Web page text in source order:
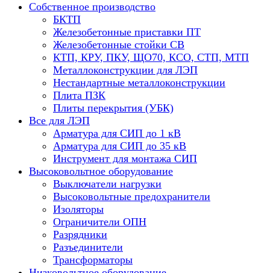
Собственное производство
БКТП
Железобетонные приставки ПТ
Железобетонные стойки СВ
КТП, КРУ, ПКУ, ЩО70, КСО, СТП, МТП
Металлоконструкции для ЛЭП
Нестандартные металлоконструкции
Плита ПЗК
Плиты перекрытия (УБК)
Все для ЛЭП
Арматура для СИП до 1 кВ
Арматура для СИП до 35 кВ
Инструмент для монтажа СИП
Высоковольтное оборудование
Выключатели нагрузки
Высоковольтные предохранители
Изоляторы
Ограничители ОПН
Разрядники
Разъединители
Трансформаторы